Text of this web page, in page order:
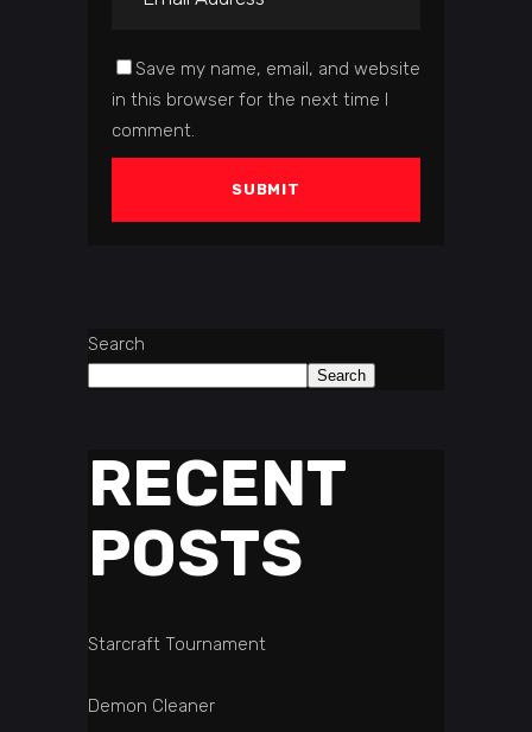
Save my name, email, and website
in this browser for the next time I
comment.
Search
Search
RECENT
POSTS
Starcraft Tournament
Demon Cleaner